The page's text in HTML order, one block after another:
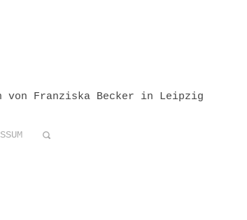
von Franziska Becker in Leipzig